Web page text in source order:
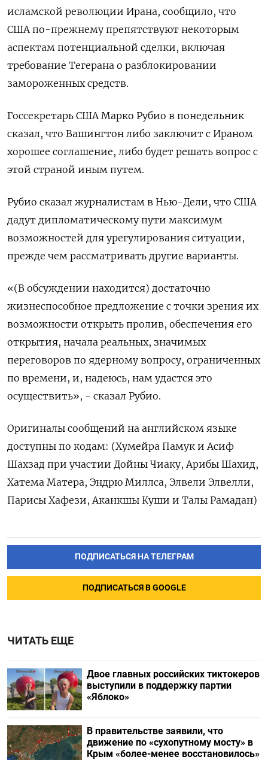
‌исламской революции Ирана, сообщило, что
США по-прежнему препятствуют некоторым
аспектам потенциальной сделки, ​включая
требование Тегерана о разблокировании
замороженных средств.
Госсекретарь США Марко Рубио в понедельник
сказал, что Вашингтон либо заключит с Ираном
хорошее соглашение, либо будет решать вопрос с
этой страной иным путем.
Рубио сказал журналистам в Нью-Дели, что США
дадут дипломатическому пути максимум
возможностей для урегулирования ситуации,
прежде чем рассматривать другие варианты.
«(В обсуждении находится) ​достаточно
жизнеспособное предложение с точки ⁠зрения их
возможности открыть пролив, обеспечения его
открытия, начала реальных, значимых
переговоров по ядерному вопросу, ограниченных
по ‌времени, и, надеюсь, нам удастся это
осуществить», - сказал Рубио.
Оригиналы сообщений на ‌английском языке
доступны по кодам: (Хумейра Памук и Асиф
Шахзад при участии ​Дойны Чиаку, Арибы Шахид,
Хатема Матера, Эндрю Миллса, Элвели ‌Элвелли,
Парисы Хафези, Аканкшы Куши и Талы Рамадан)
ПОДПИСАТЬСЯ НА ТЕЛЕГРАМ
ПОДПИСАТЬСЯ В GOOGLE
ЧИТАТЬ ЕЩЕ
Двое главных российских тиктокеров
выступили в поддержку партии
«Яблоко»
В правительстве заявили, что
движение по «сухопутному мосту» в
Крым «более-менее восстановилось»